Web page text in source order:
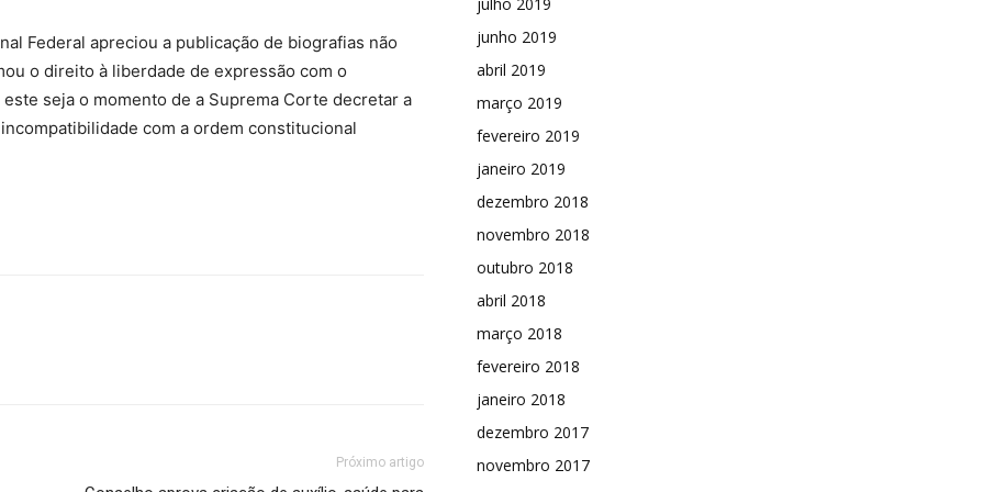
Federal apreciou a publicação de biografias não
o direito à liberdade de expressão com o
este seja o momento de a Suprema Corte decretar a
com a ordem constitucional
Próximo artigo
junho 2019
abril 2019
março 2019
fevereiro 2019
janeiro 2019
dezembro 2018
novembro 2018
outubro 2018
abril 2018
março 2018
fevereiro 2018
janeiro 2018
dezembro 2017
novembro 2017